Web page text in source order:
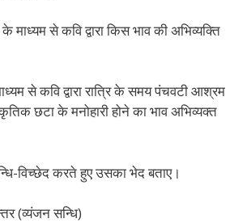
माध्यम से कवि द्वारा किस भाव की अभिव्यक्ति
से कवि द्वारा रात्रि के समय पंचवटी आश्रम
छटा के मनोहारी होने का भाव अभिव्यक्त
विच्छेद करते हुए उसका भेद बताए।
(व्यंजन सन्धि)